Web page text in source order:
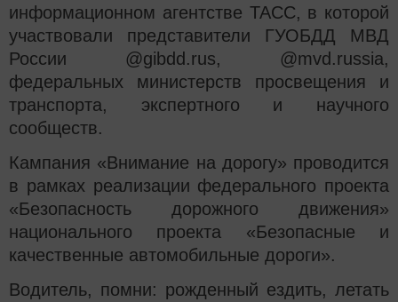
информационном агентстве ТАСС, в которой
участвовали представители ГУОБДД МВД
России @gibdd.rus, @mvd.russia,
федеральных министерств просвещения и
транспорта, экспертного и научного
сообществ.
Кампания «Внимание на дорогу» проводится
в рамках реализации федерального проекта
«Безопасность дорожного движения»
национального проекта «Безопасные и
качественные автомобильные дороги».
Водитель, помни: рожденный ездить, летать